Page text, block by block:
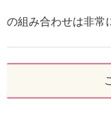
の組み合わせは非常